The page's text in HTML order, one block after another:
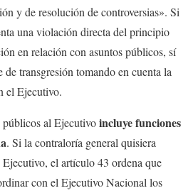
y de resolución de controversias». Si
una violación directa del principio
en relación con asuntos públicos, sí
de transgresión tomando en cuenta la
el Ejecutivo.
públicos al Ejecutivoincluye funciones
. Si la contraloría general quisiera
el artículo 43 ordena que
con el Ejecutivo Nacional los